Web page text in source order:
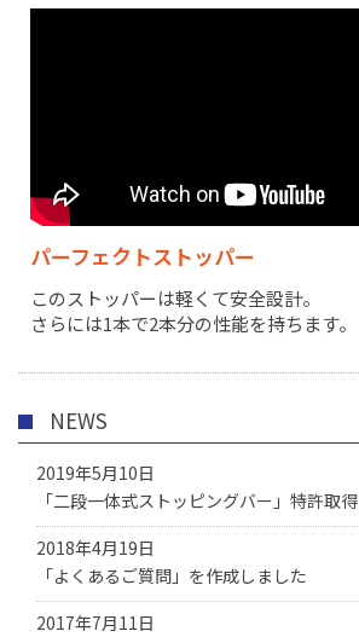
パーフェクトストッパー
このストッパーは軽くて安全設計。
さらには1本で2本分の性能を持ちます。
NEWS
2019年5月10日
「二段一体式ストッピングバー」特許取得
2018年4月19日
「よくあるご質問」を作成しました
2017年7月11日